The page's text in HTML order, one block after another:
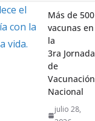
Más de 500
vacunas en
la
3ra Jornada
de
Vacunación
Nacional
julio 28,